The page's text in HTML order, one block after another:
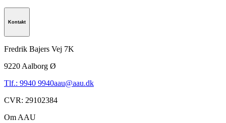
Kontakt
Fredrik Bajers Vej 7K
9220 Aalborg Ø
Tlf.: 9940 9940aau@aau.dk
CVR: 29102384
Om AAU